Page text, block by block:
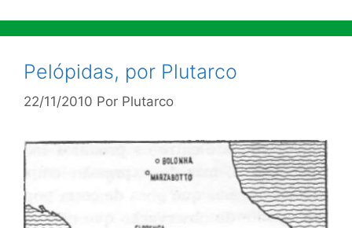
Pelópidas, por Plutarco
22/11/2010 Por Plutarco